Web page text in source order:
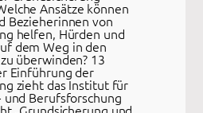
Ansätze können
Bezieherinnen von
helfen, Hürden und
dem Weg in den
überwinden? 13
Einführung der
zieht das Institut für
Berufsforschung